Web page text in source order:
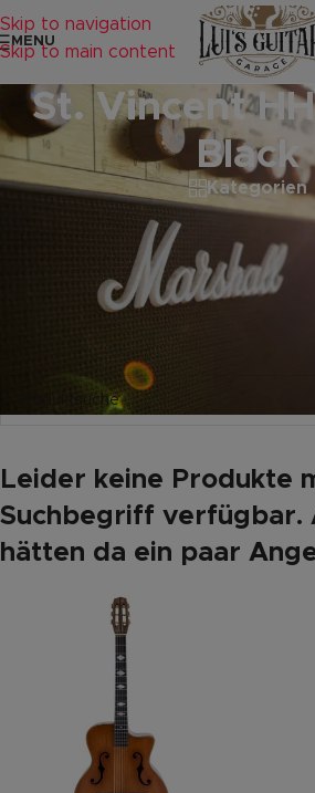
Skip to navigation
Skip to main content
MENU
St. Vincent HH
Black
Kategorien
Produkte verschlagwortet mit „St.
Es wurden keine Produkte
Leider keine Produkte
Suchbegriff verfügbar.
hätten da ein paar